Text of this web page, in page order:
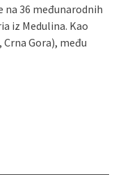
na 36 međunarodnih
iz Medulina. Kao
Gora), među